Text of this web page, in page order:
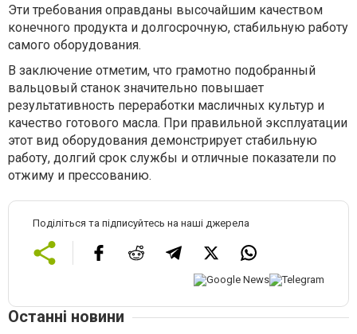
Эти требования оправданы высочайшим качеством
конечного продукта и долгосрочную, стабильную работу
самого оборудования.
В заключение отметим, что грамотно подобранный
вальцовый станок значительно повышает
результативность переработки масличных культур и
качество готового масла. При правильной эксплуатации
этот вид оборудования демонстрирует стабильную
работу, долгий срок службы и отличные показатели по
отжиму и прессованию.
Поділіться та підписуйтесь на наші джерела
Останні новини